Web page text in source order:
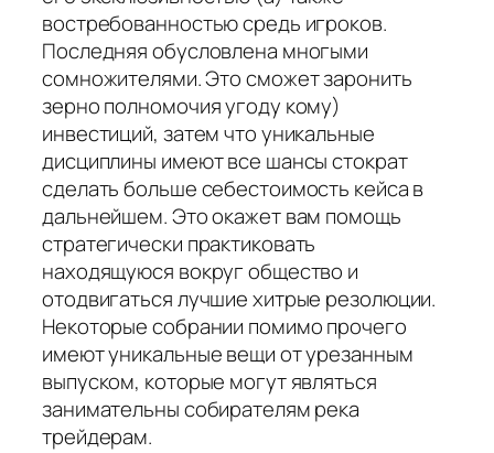
востребованностью средь игроков.
Последняя обусловлена многыми
сомножителями. Это сможет заронить
зерно полномочия угоду кому)
инвестиций, затем что уникальные
дисциплины имеют все шансы стократ
сделать больше себестоимость кейса в
дальнейшем. Это окажет вам помощь
стратегически практиковать
находящуюся вокруг общество и
отодвигаться лучшие хитрые резолюции.
Некоторые собрании помимо прочего
имеют уникальные вещи от урезанным
выпуском, которые могут являться
занимательны собирателям река
трейдерам.